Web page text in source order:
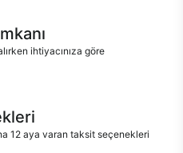
ihtiyacınıza göre
12 aya varan taksit seçenekleri